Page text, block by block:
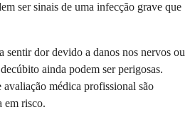
ser sinais de uma infecção grave que
sentir dor devido a danos nos nervos ou
ainda podem ser perigosas.
avaliação médica profissional são
em risco.